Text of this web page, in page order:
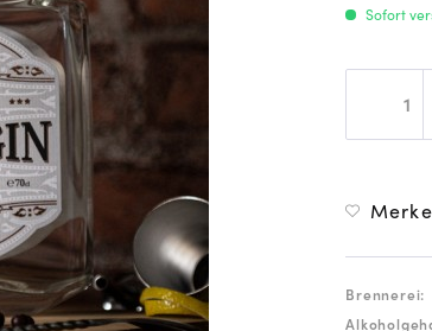
Sofort
Brennerei: